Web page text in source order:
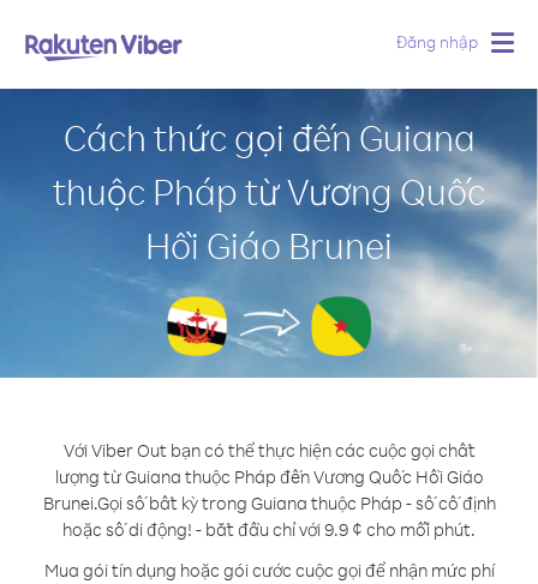
Đăng nhập
Cách thức gọi đến Guiana
thuộc Pháp từ Vương Quốc
Hồi Giáo Brunei
Với Viber Out bạn có thể thực hiện các cuộc gọi chất
lượng từ Guiana thuộc Pháp đến Vương Quốc Hồi Giáo
Brunei.Gọi số bất kỳ trong Guiana thuộc Pháp - số cố định
hoặc số di động! - bắt đầu chỉ với 9.9 ¢ cho mỗi phút.
Mua gói tín dụng hoặc gói cước cuộc gọi để nhận mức phí